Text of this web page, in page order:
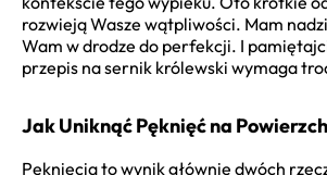
rozwieją Wasze wątpliwości. Mam
Wam w drodze do perfekcji. I
przepis na sernik królewski wymaga
Jak Uniknąć Pęknięć na
Pęknięcia to wynik głównie dwóch